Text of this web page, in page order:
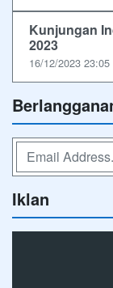
Kunjungan
2023
16/12/2023
Iklan